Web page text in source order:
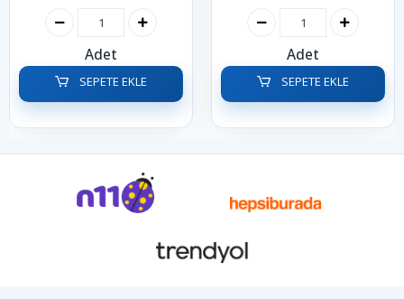
Adet
SEPETE EKLE
Adet
SEPETE EKLE